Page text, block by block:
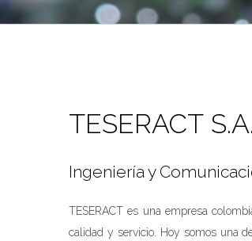
TESERACT
Ingeniería y
TESERACT es una empresa
calidad y servicio. Hoy somos una